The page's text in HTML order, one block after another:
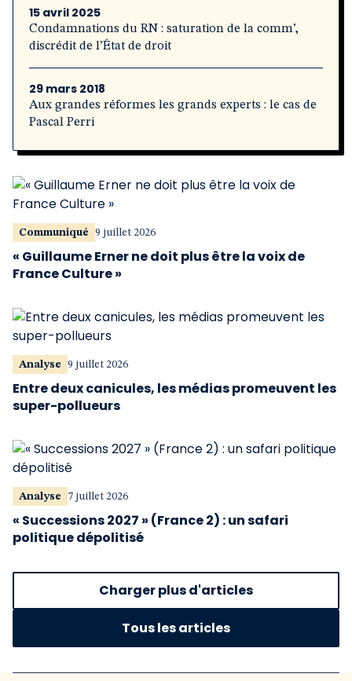
15 avril 2025
Condamnations du RN : saturation de la comm’,
discrédit de l’État de droit
29 mars 2018
Aux grandes réformes les grands experts : le cas de
Pascal Perri
Communiqué 9 juillet 2026
« Guillaume Erner ne doit plus être la voix de
France Culture »
Analyse 9 juillet 2026
Entre deux canicules, les médias promeuvent les
super-pollueurs
Analyse 7 juillet 2026
« Successions 2027 » (France 2) : un safari
politique dépolitisé
Charger plus d'articles
Tous les articles